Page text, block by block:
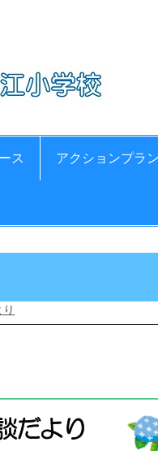
ス アクションプラン